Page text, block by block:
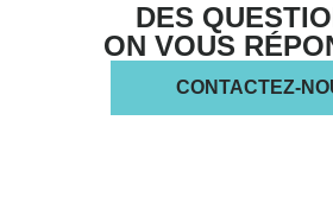
DES
ON VOUS
CONTACTEZ-